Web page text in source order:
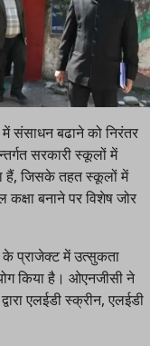
संसाधन बढाने को निरंतर
सरकारी स्कूलों में
हैं, जिसके तहत स्कूलों में
बनाने पर विशेष जोर
के प्राजेक्ट में उत्सुकता
किया है। ओएनजीसी ने
एलईडी स्क्रीन, एलईडी